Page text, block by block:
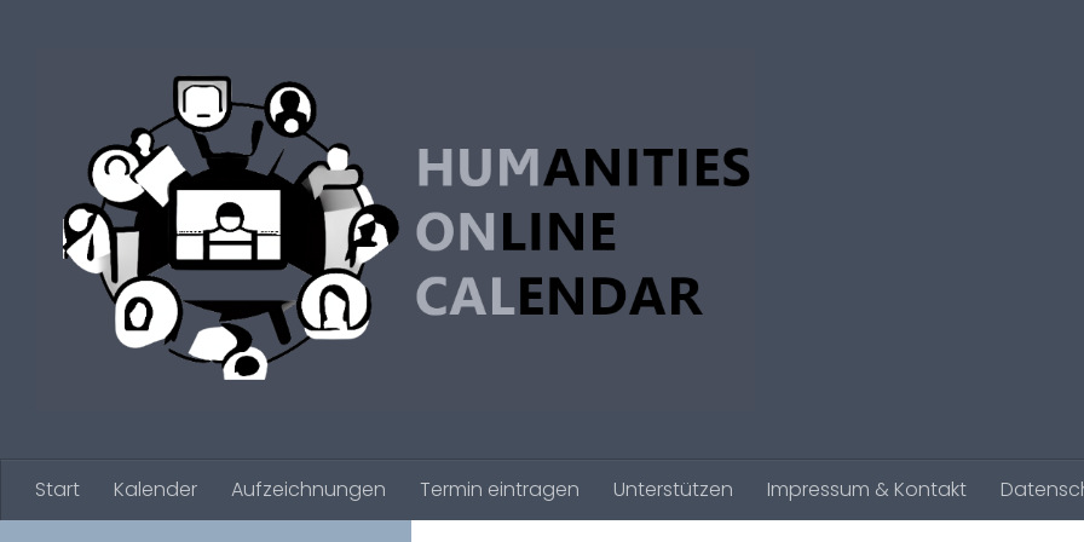
Start Kalender Aufzeichnungen Termin eintragen Unterstützen Impressum & Kontakt